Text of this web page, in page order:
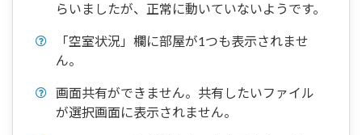
らいましたが、正常に動いていないようです。
「空室状況」欄に部屋が1つも表示されませ
ん。
画面共有ができません。共有したいファイル
が選択画面に表示されません。